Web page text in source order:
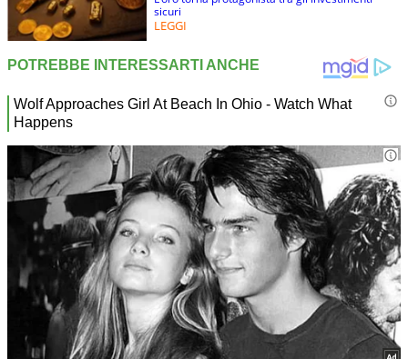
sicuri
LEGGI